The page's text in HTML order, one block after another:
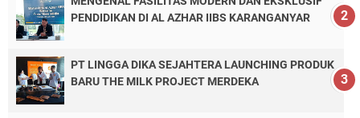
PENDIDIKAN DI AL AZHAR IIBS KARANGANYAR
PT LINGGA DIKA SEJAHTERA LAUNCHING PRODUK
BARU THE MILK PROJECT MERDEKA